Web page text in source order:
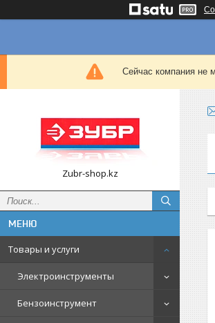
Сейчас компания не
Zubr-shop.kz
Товары и услуги
Электроинструменты
Бензоинструмент